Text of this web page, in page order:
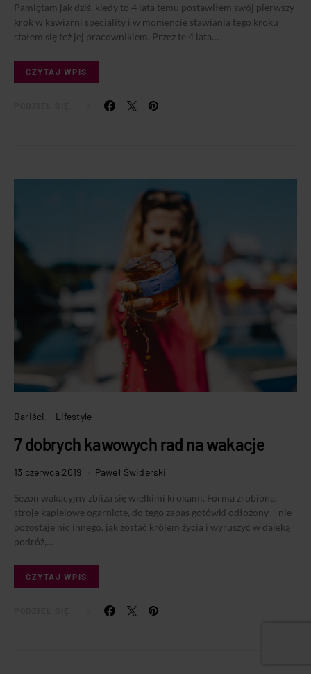
Pamiętam jak dziś, kiedy to 4 lata temu postawiłem swój pierwszy
krok w kawiarni speciality i w momencie stawiania tego kroku
stałem się też jej pracownikiem. Przez te 4 lata…
CZYTAJ WPIS
Bariści Lifestyle
7 dobrych kawowych rad na wakacje
13 czerwca 2019 Paweł Świderski
Sezon wakacyjny zbliża się wielkimi krokami. Forma zrobiona,
stroje kąpielowe ogarnięte, do tego zapas gotówki odłożony – nie
pozostaje nic innego, jak zostać królem życia i wyruszyć w daleką
podróż,…
CZYTAJ WPIS